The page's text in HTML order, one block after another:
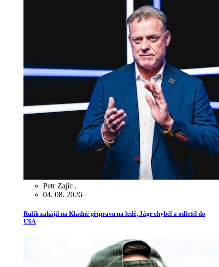
Petr Zajíc ,
04. 08. 2026
Rulík zahájil na Kladně přípravu na ledě, Jágr chyběl a odletěl do
USA